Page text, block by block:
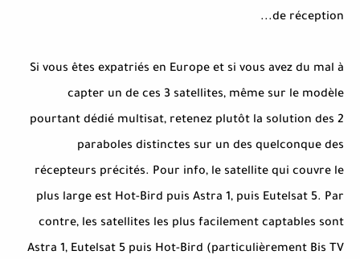
de réception...
Si vous êtes expatriés en Europe et si vous avez du mal à
capter un de ces 3 satellites, même sur le modèle
pourtant dédié multisat, retenez plutôt la solution des 2
paraboles distinctes sur un des quelconque des
récepteurs précités. Pour info, le satellite qui couvre le
plus large est Hot-Bird puis Astra 1, puis Eutelsat 5. Par
contre, les satellites les plus facilement captables sont
Astra 1, Eutelsat 5 puis Hot-Bird (particulièrement Bis TV